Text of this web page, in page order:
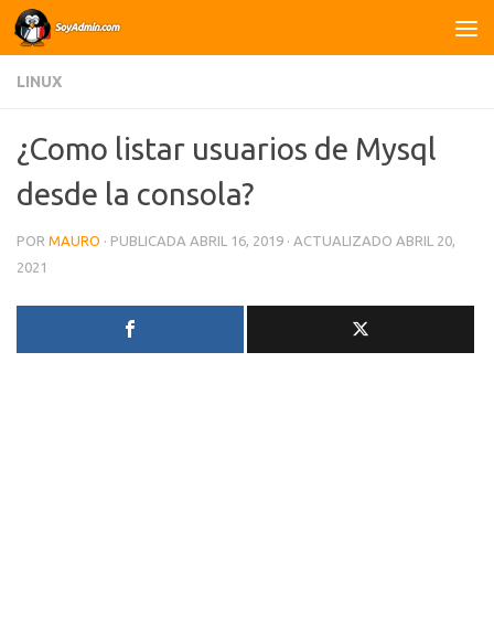
Saltar al contenido
LINUX
¿Como listar usuarios de Mysql
desde la consola?
POR MAURO · PUBLICADA ABRIL 16, 2019 · ACTUALIZADO ABRIL 20,
2021